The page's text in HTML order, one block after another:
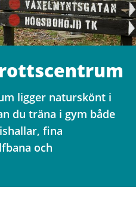
ligger naturskönt i
du träna i gym både
fina
och